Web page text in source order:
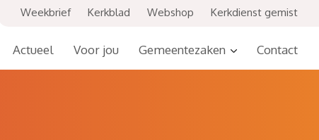
Actueel Voor jou Gemeentezaken Contact
Weekbrief Kerkblad Webshop Kerkdienst gemist